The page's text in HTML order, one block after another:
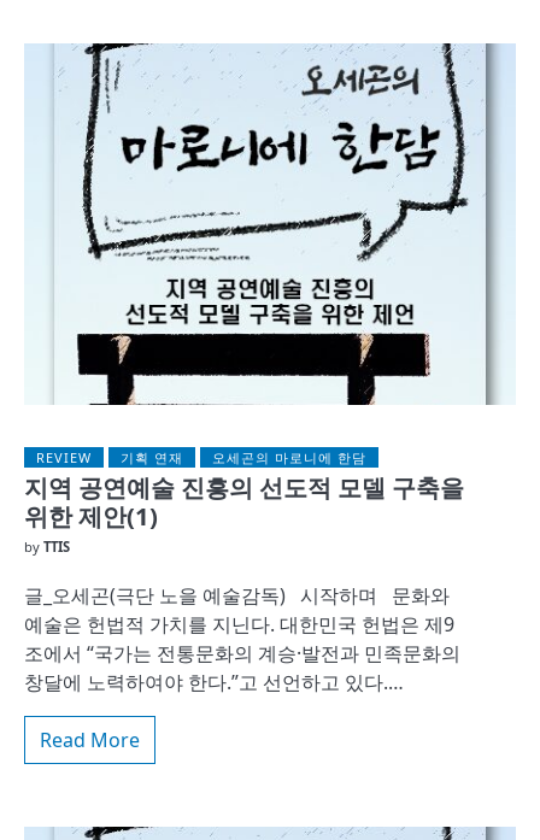
REVIEW 기획 연재 오세곤의 마로니에 한담
지역 공연예술 진흥의 선도적 모델 구축을
위한 제안(1)
by TTIS
글_오세곤(극단 노을 예술감독) 시작하며 문화와
예술은 헌법적 가치를 지닌다. 대한민국 헌법은 제9
조에서 “국가는 전통문화의 계승·발전과 민족문화의
창달에 노력하여야 한다.”고 선언하고 있다.…
Read More